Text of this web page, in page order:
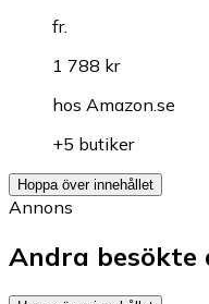
fr.
1 788 kr
hos Amazon.se
+5 butiker
Hoppa över innehållet
Annons
Andra besökte